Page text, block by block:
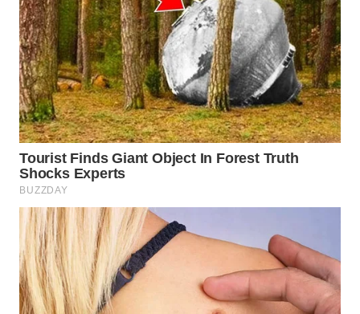
MAJALENGKA
WN
SUBANG
WN
SUKABUMI
WN
PURWAKARTA
WN
PRIANGAN
TIMUR
WN